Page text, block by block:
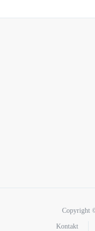
Copyright
Kontakt